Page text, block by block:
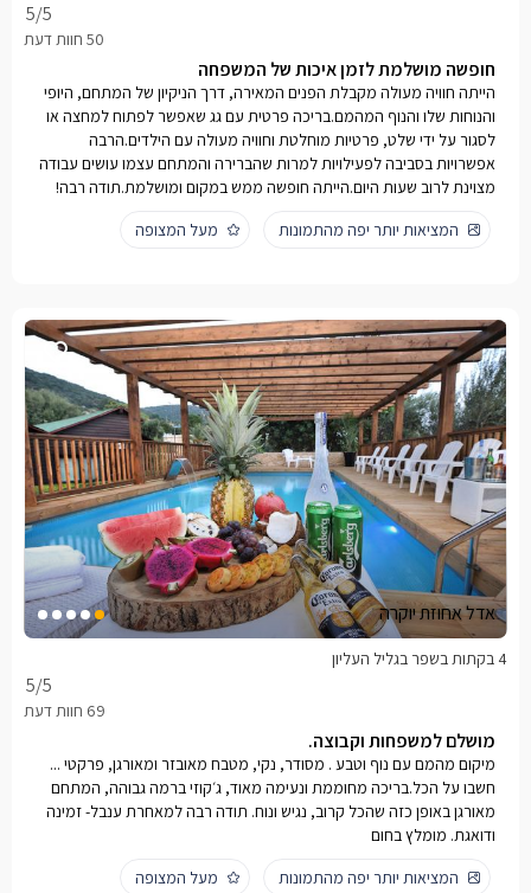
5/5
חופשה מושלמת לזמן איכות של המשפחה
הייתה חוויה מעולה מקבלת הפנים המאירה, דרך הניקיון של המתחם, היופי
והנוחות שלו והנוף המהמם.בריכה פרטית עם גג שאפשר לפתוח למחצה או
לסגור על ידי שלט, פרטיות מוחלטת וחוויה מעולה עם הילדים.הרבה
אפשרויות בסביבה לפעילויות למרות שהברירה והמתחם עצמו עושים עבודה
מצוינת לרוב שעות היום.הייתה חופשה ממש במקום ומושלמת.תודה רבה!
המציאות יותר יפה מהתמונות
מעל המצופה
אדל אחוזת יוקרה
5/5
4 בקתות בשפר בגליל העליון
מושלם למשפחות וקבוצה.
מיקום מהמם עם נוף וטבע . מסודר, נקי, מטבח מאובזר ומאורגן, פרקטי ...
חשבו על הכל.בריכה מחוממת ונעימה מאוד, ג׳קוזי ברמה גבוהה, המתחם
מאורגן באופן כזה שהכל קרוב, נגיש ונוח. תודה רבה למאחרת ענבל- זמינה
ודואגת. מומלץ בחום
המציאות יותר יפה מהתמונות
מעל המצופה